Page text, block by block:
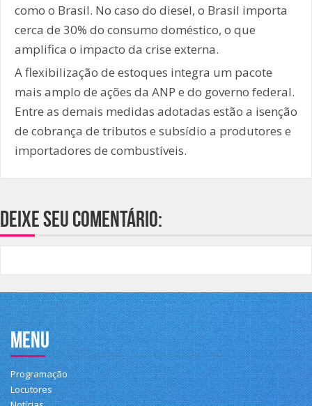
como o Brasil. No caso do diesel, o Brasil importa
cerca de 30% do consumo doméstico, o que
amplifica o impacto da crise externa.
A flexibilização de estoques integra um pacote
mais amplo de ações da ANP e do governo federal.
Entre as demais medidas adotadas estão a isenção
de cobrança de tributos e subsídio a produtores e
importadores de combustíveis.
Deixe seu comentário:
Menu
Programação
Locutores